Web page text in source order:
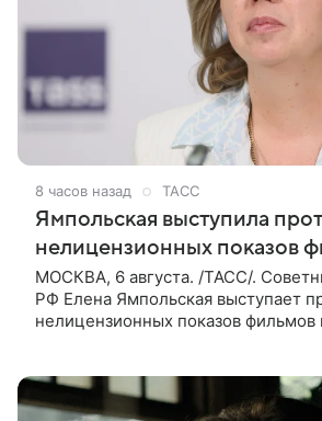
8 часов назад ТАСС
Ямпольская выступила
нелицензионных показов
МОСКВА, 6 августа. /ТАСС/.
РФ Елена Ямпольская выступает
нелицензионных показов фильмов